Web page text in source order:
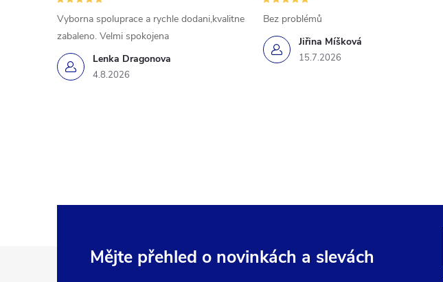
Lenka Dragonova
4.8.2026
Vyborna spoluprace a rychle dodani,kvalitne
zabaleno. Velmi spokojena
Jiřina Míšková
15.7.2026
Bez problémů
Mějte přehled o novinkách a slevách